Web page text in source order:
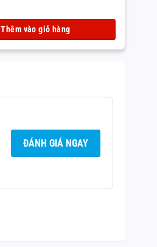
Thêm vào giỏ hàng
ĐÁNH GIÁ NGAY